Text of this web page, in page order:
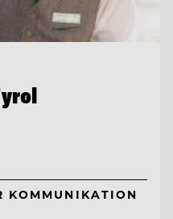
KOMMUNIKATION